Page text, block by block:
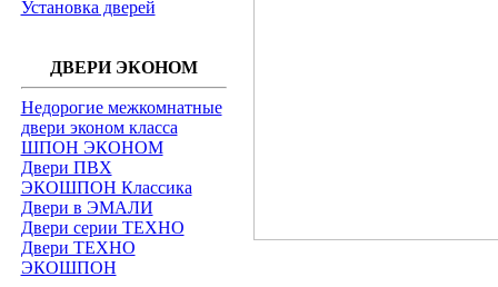
Установка дверей
ДВЕРИ ЭКОНОМ
Недорогие межкомнатные
двери эконом класса
ШПОН ЭКОНОМ
Двери ПВХ
ЭКОШПОН Классика
Двери в ЭМАЛИ
Двери серии ТЕХНО
Двери ТЕХНО
ЭКОШПОН